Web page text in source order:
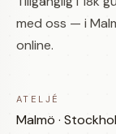
med oss — i
online.
ATELJÉ
Malmö ·